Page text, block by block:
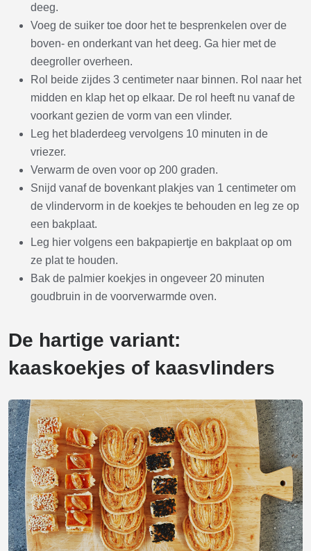
deeg.
Voeg de suiker toe door het te besprenkelen over de
boven- en onderkant van het deeg. Ga hier met de
deegroller overheen.
Rol beide zijdes 3 centimeter naar binnen. Rol naar het
midden en klap het op elkaar. De rol heeft nu vanaf de
voorkant gezien de vorm van een vlinder.
Leg het bladerdeeg vervolgens 10 minuten in de
vriezer.
Verwarm de oven voor op 200 graden.
Snijd vanaf de bovenkant plakjes van 1 centimeter om
de vlindervorm in de koekjes te behouden en leg ze op
een bakplaat.
Leg hier volgens een bakpapiertje en bakplaat op om
ze plat te houden.
Bak de palmier koekjes in ongeveer 20 minuten
goudbruin in de voorverwarmde oven.
De hartige variant:
kaaskoekjes of kaasvlinders